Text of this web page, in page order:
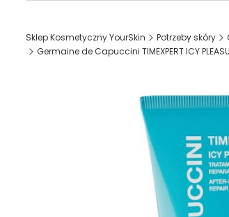
Sklep Kosmetyczny YourSkin Potrzeby skóry
Germaine de Capuccini TIMEXPERT ICY